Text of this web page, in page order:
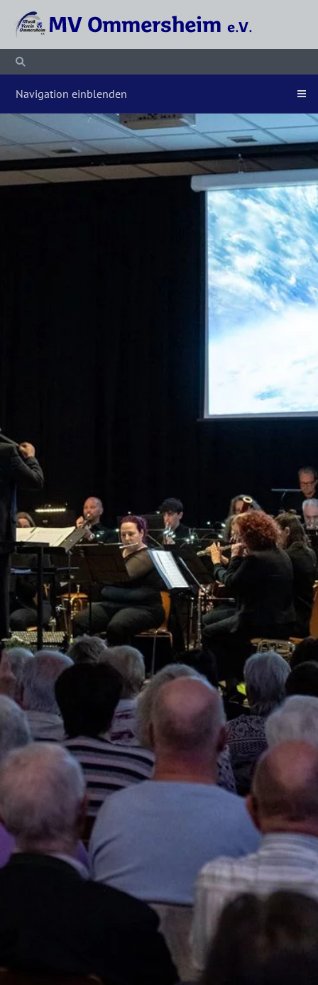
Navigation einblenden